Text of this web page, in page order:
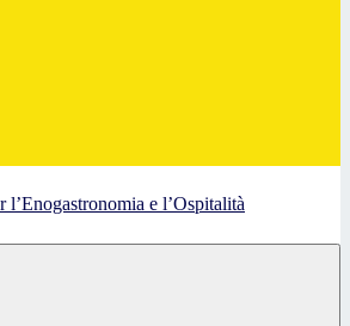
l’Enogastronomia e l’Ospitalità